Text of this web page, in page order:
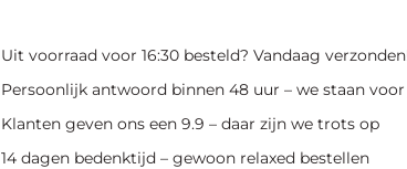
Uit voorraad voor 16:30 besteld? Vandaag
Persoonlijk antwoord binnen 48 uur – we staan voor
Klanten geven ons een 9.9 – daar zijn we trots op
14 dagen bedenktijd – gewoon relaxed bestellen